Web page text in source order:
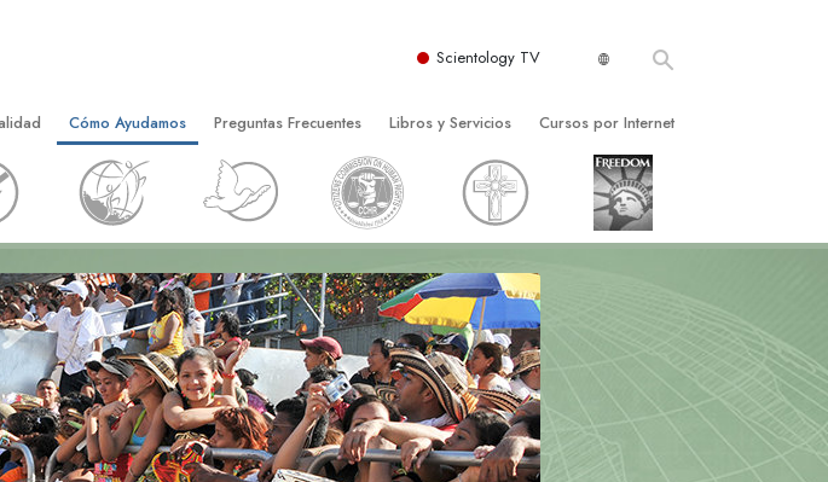
Scientology TV
de
Cómo Ayudamos
El Camino a la Felicidad
Applied Scholastics
Criminon
Narconon
La Verdad Sobre las Drogas
Unidos por los Derechos Humanos
Comisión de Ciudadanos por los
Preguntas Frecuentes
Antecedentes y principios básicos
Dentro de una Iglesia
La Organización de Scientology
Libros y Servicios
Libros Iniciales
Conferencias Introductorias
Películas Introductorias
Servicios Iniciales
Cursos por Internet
Cómo Resolver los Conflictos
Las Dinámicas de la Existencia
Los Componentes de la Comprensión
Soluciones para un Entorno Peligroso
Ayudas para Enfermedades y Lesiones
La Integridad y la Honestidad
El Matrimonio